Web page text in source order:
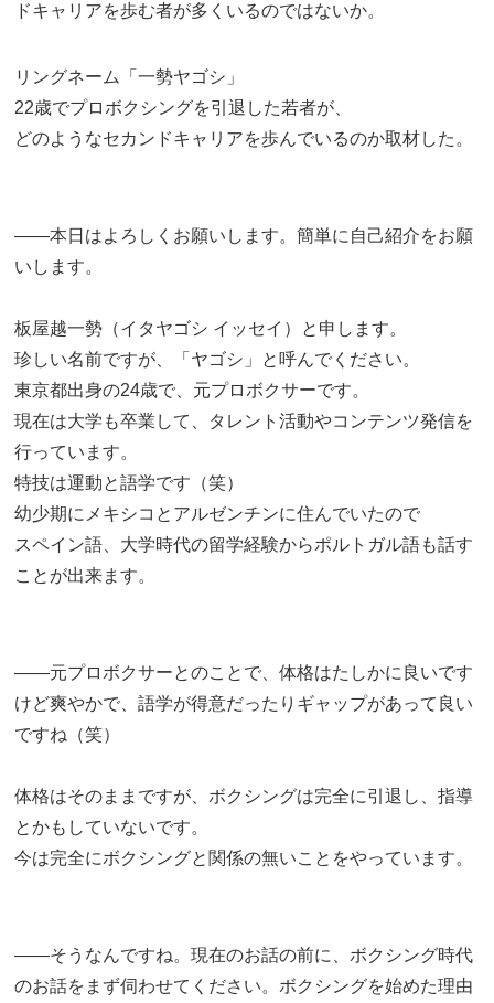
ドキャリアを歩む者が多くいるのではないか。
リングネーム「一勢ヤゴシ」
22歳でプロボクシングを引退した若者が、
どのようなセカンドキャリアを歩んでいるのか取材した。
――本日はよろしくお願いします。簡単に自己紹介をお願
いします。
板屋越一勢（イタヤゴシ イッセイ）と申します。
珍しい名前ですが、「ヤゴシ」と呼んでください。
東京都出身の24歳で、元プロボクサーです。
現在は大学も卒業して、タレント活動やコンテンツ発信を
行っています。
特技は運動と語学です（笑）
幼少期にメキシコとアルゼンチンに住んでいたので
スペイン語、大学時代の留学経験からポルトガル語も話す
ことが出来ます。
――元プロボクサーとのことで、体格はたしかに良いです
けど爽やかで、語学が得意だったりギャップがあって良い
ですね（笑）
体格はそのままですが、ボクシングは完全に引退し、指導
とかもしていないです。
今は完全にボクシングと関係の無いことをやっています。
――そうなんですね。現在のお話の前に、ボクシング時代
のお話をまず伺わせてください。ボクシングを始めた理由